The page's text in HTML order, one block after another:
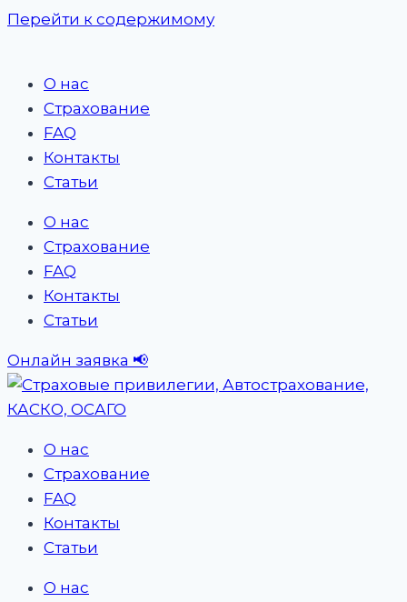
Перейти к содержимому
О нас
Страхование
FAQ
Контакты
Статьи
О нас
Страхование
FAQ
Контакты
Статьи
Онлайн заявка 📢
О нас
Страхование
FAQ
Контакты
Статьи
О нас